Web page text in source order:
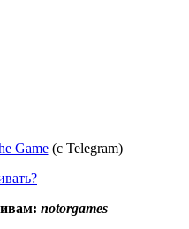
Game(c Telegram)
notorgames